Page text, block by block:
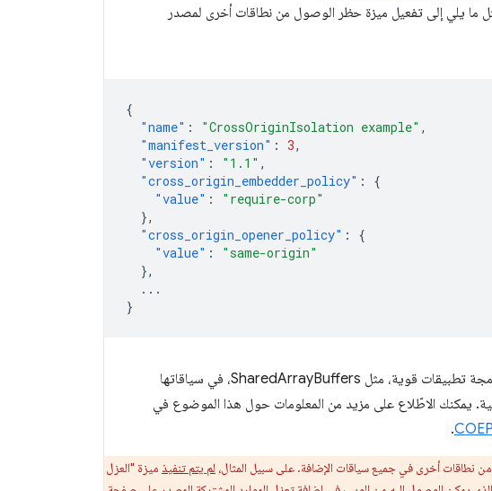
ما يلي إلى تفعيل ميزة حظر الوصول من نطاقات أخرى لمصدر
{
"name" : "CrossOriginIsolation example" ,
"manifest_version" : 3,
"version" : "1.1" ,
"cross_origin_embedder_policy" :
{
"value" :
"require-corp"
},
"cross_origin_opener_policy" :
{
"value" :
"same-origin"
},
...
}
يسمح تفعيل ميزة "حظر الوصول من نطاقات أخرى" للإضافة باستخدام واجهات برمجة تطبيقات قوية، مثل SharedArrayBuffers، في سياقاتها
يمكنك الاطّلاع على مزيد من المعلومات حول هذا الموضوع في
.
أخرى في جميع سياقات الإضافة. على سبيل المثال، لم يتم تنفيذ ميزة "العزل